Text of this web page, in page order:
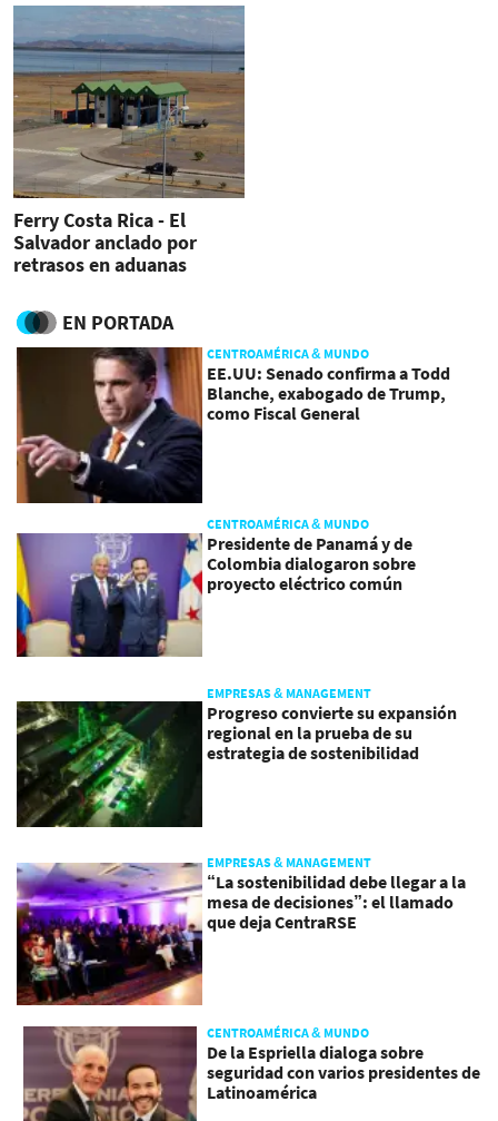
Ferry Costa Rica - El
Salvador anclado por
retrasos en aduanas
EN PORTADA
CENTROAMÉRICA & MUNDO
EE.UU: Senado confirma a Todd
Blanche, exabogado de Trump,
como Fiscal General
CENTROAMÉRICA & MUNDO
Presidente de Panamá y de
Colombia dialogaron sobre
proyecto eléctrico común
EMPRESAS & MANAGEMENT
Progreso convierte su expansión
regional en la prueba de su
estrategia de sostenibilidad
EMPRESAS & MANAGEMENT
“La sostenibilidad debe llegar a la
mesa de decisiones”: el llamado
que deja CentraRSE
CENTROAMÉRICA & MUNDO
De la Espriella dialoga sobre
seguridad con varios presidentes de
Latinoamérica